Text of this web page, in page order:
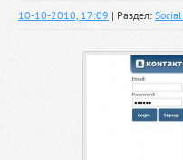
10-10-2010, 17:09 | Раздел: